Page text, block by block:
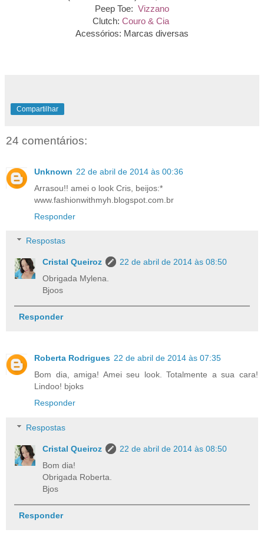
Peep Toe: Vizzano
Clutch: Couro & Cia
Acessórios: Marcas diversas
Compartilhar
24 comentários:
Unknown 22 de abril de 2014 às 00:36
Arrasou!! amei o look Cris, beijos:*
www.fashionwithmyh.blogspot.com.br
Responder
Respostas
Cristal Queiroz
22 de abril de 2014 às 08:50
Obrigada Mylena.
Bjoos
Responder
Roberta Rodrigues 22 de abril de 2014 às 07:35
Bom dia, amiga! Amei seu look. Totalmente a sua cara!
Lindoo! bjoks
Responder
Respostas
Cristal Queiroz
22 de abril de 2014 às 08:50
Bom dia!
Obrigada Roberta.
Bjos
Responder